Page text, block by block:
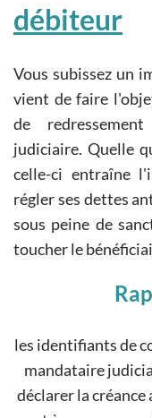
débiteur
Vous subissez un
vient de faire l'objet d'une procédure de sauvegarde,
de redressement judiciaire ou de liquidation
judiciaire. Quelle que
celle-ci entraîne
régler ses dettes
sous peine de sanctions pénales pouvant également
les identifiants de
mandataire
déclarer la créance